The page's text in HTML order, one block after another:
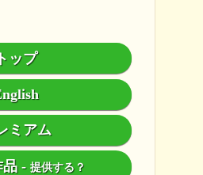
トップ
ミアム
品- 提供する？